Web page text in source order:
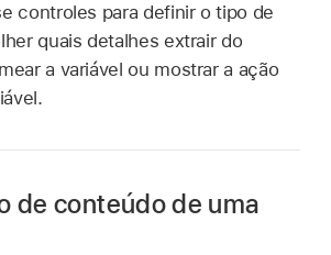
controles para definir o tipo de
quais detalhes extrair do
a variável ou mostrar a ação
de conteúdo de uma